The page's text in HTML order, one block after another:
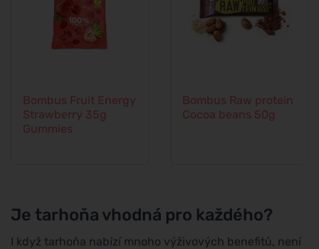
Bombus Fruit Energy
Strawberry 35g
Gummies
Bombus Raw protein
Cocoa beans 50g
Je tarhoňa vhodná pro každého?
I když tarhoňa nabízí mnoho výživových benefitů, není